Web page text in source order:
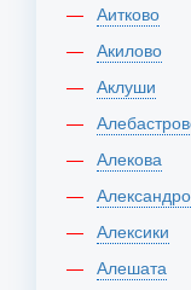
Аитково
Акилово
Аклуши
Алекова
Алексики
Алешата